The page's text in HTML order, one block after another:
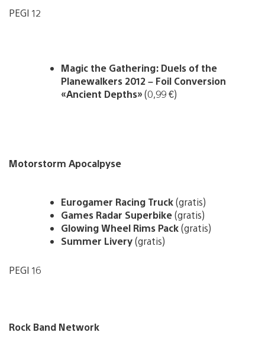
PEGI 12
Magic the Gathering: Duels of the
Planewalkers 2012 – Foil Conversion
«Ancient Depths»(0,99 €)
Motorstorm Apocalpyse
Eurogamer Racing Truck(gratis)
Games Radar Superbike(gratis)
Glowing Wheel Rims Pack(gratis)
Summer Livery(gratis)
PEGI 16
Rock Band Network